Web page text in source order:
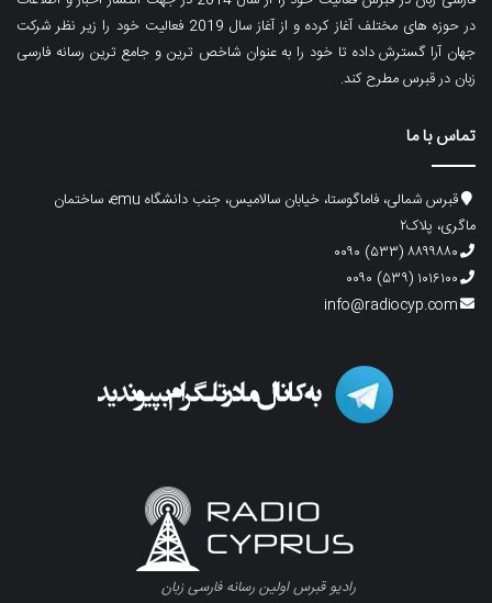
در حوزه های مختلف آغاز کرده و از آغاز سال 2019 فعالیت خود را زیر نظر شرکت
جهان آرا گسترش داده تا خود را به عنوان شاخص ترین و جامع ترین رسانه فارسی
زبان در قبرس مطرح کند.
تماس با ما
قبرس شمالی، فاماگوستا، خیابان سالامیس، جنب دانشگاه emu، ساختمان
ماگری، پلاک۲
۸۸۹۹۸۸۰ (۵۳۳) ۰۰۹۰
۱۰۱۶۱۰۰ (۵۳۹) ۰۰۹۰
info@radiocyp.com
رادیو قبرس اولین رسانه فارسی زبان